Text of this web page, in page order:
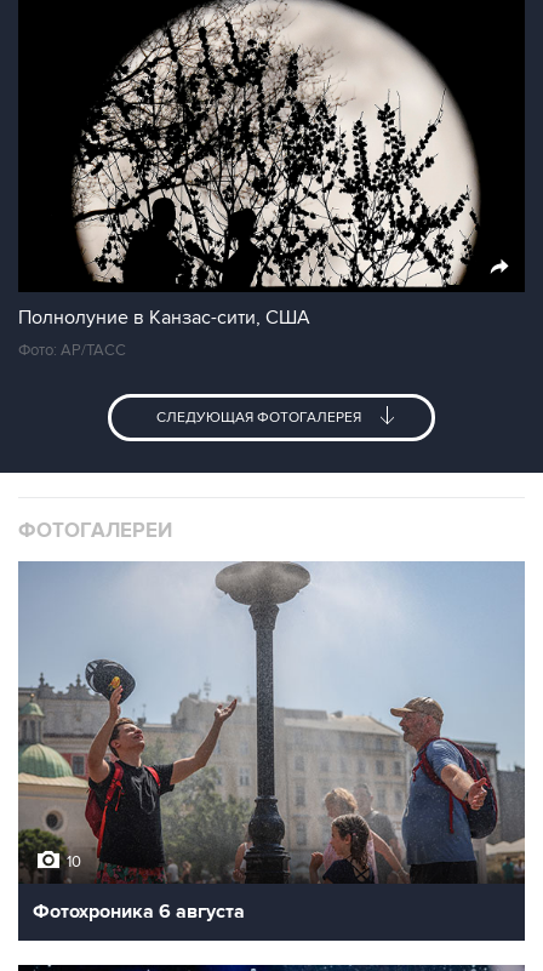
Полнолуние в Канзас-сити, США
Фото: AP/ТАСС
СЛЕДУЮЩАЯ ФОТОГАЛЕРЕЯ
ФОТОГАЛЕРЕИ
10
Фотохроника 6 августа